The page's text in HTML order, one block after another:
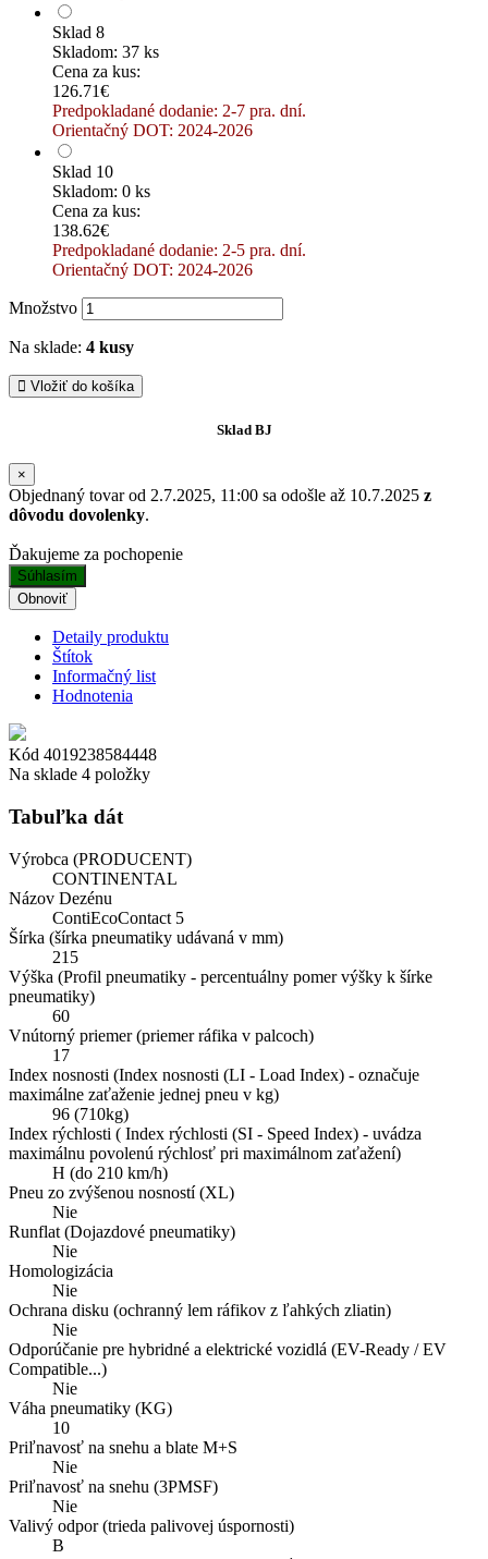
Sklad 8
Skladom: 37 ks
Cena za kus:
126.71€
Predpokladané dodanie: 2-7 pra. dní.
Orientačný DOT: 2024-2026
Sklad 10
Skladom: 0 ks
Cena za kus:
138.62€
Predpokladané dodanie: 2-5 pra. dní.
Orientačný DOT: 2024-2026
Množstvo
Na sklade: 4 kusy
Vložiť do košíka
Sklad BJ
×
Objednaný tovar od 2.7.2025, 11:00 sa odošle až 10.7.2025 z
dôvodu dovolenky.
Ďakujeme za pochopenie
Súhlasím
Detaily produktu
Štítok
Informačný list
Hodnotenia
Kód 4019238584448
Na sklade 4 položky
Tabuľka dát
Výrobca (PRODUCENT)
CONTINENTAL
Názov Dezénu
ContiEcoContact 5
Šírka (šírka pneumatiky udávaná v mm)
215
Výška (Profil pneumatiky - percentuálny pomer výšky k šírke
pneumatiky)
60
Vnútorný priemer (priemer ráfika v palcoch)
17
Index nosnosti (Index nosnosti (LI - Load Index) - označuje
maximálne zaťaženie jednej pneu v kg)
96 (710kg)
Index rýchlosti ( Index rýchlosti (SI - Speed Index) - uvádza
maximálnu povolenú rýchlosť pri maximálnom zaťažení)
H (do 210 km/h)
Pneu zo zvýšenou nosností (XL)
Nie
Runflat (Dojazdové pneumatiky)
Nie
Homologizácia
Nie
Ochrana disku (ochranný lem ráfikov z ľahkých zliatin)
Nie
Odporúčanie pre hybridné a elektrické vozidlá (EV-Ready / EV
Compatible...)
Nie
Váha pneumatiky (KG)
10
Priľnavosť na snehu a blate M+S
Nie
Priľnavosť na snehu (3PMSF)
Nie
Valivý odpor (trieda palivovej úspornosti)
B